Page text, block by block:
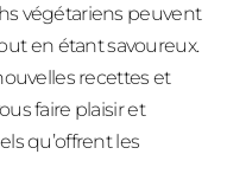
végétariens peuvent
en étant savoureux.
recettes et
faire plaisir et
qu’offrent les